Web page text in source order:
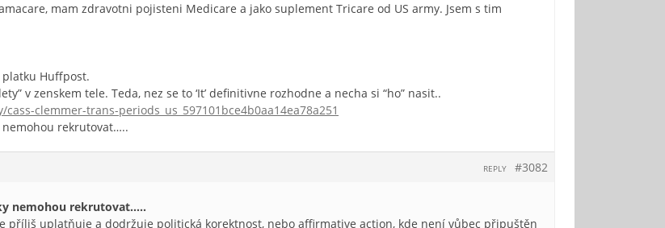
mam zdravotni pojisteni Medicare a jako suplement Tricare od US army. Jsem s tim
Huffpost.
v zenskem tele. Teda, nez se to ‘It’ definitivne rozhodne a necha si “ho” nasit..
clemmer-trans-periods_us_597101bce4b0aa14ea78a251
nemohou rekrutovat…..
#3082
REPLY
nemohou rekrutovat…..
příliš uplatňuje a dodržuje politická korektnost, nebo affirmative action, kde není vůbec připuštěn